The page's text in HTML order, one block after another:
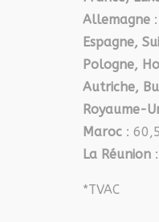
Allemagne
Espagne,
Pologne,
Autriche,
Royaume-
Maroc :
La Réunion
*TVAC